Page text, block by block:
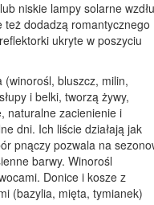
niskie lampy solarne
dodadzą romantycznego
ukryte w poszyciu
bluszcz, milin,
i belki, tworzą żywy,
naturalne zacienienie i
dni. Ich liście działają jak
pnączy pozwala na
barwy. Winorośl
Donice i kosze z
(bazylia, mięta, tymianek)